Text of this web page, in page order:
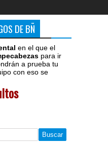
DE BÑ
en el que el
para ir
a prueba tu
con eso se